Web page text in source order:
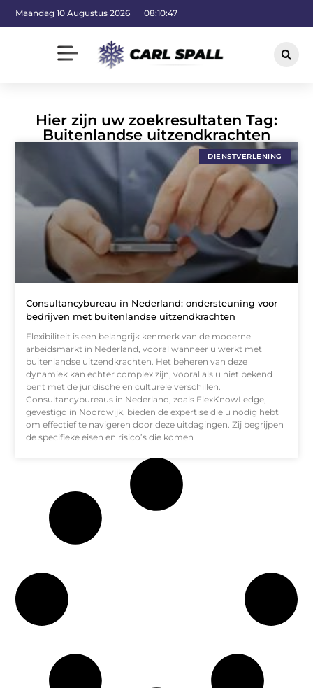
Maandag 10 Augustus 2026 08:10:48
Hier zijn uw zoekresultaten Tag:
Buitenlandse uitzendkrachten
DIENSTVERLENING
Consultancybureau in Nederland: ondersteuning voor
bedrijven met buitenlandse uitzendkrachten
Flexibiliteit is een belangrijk kenmerk van de moderne
arbeidsmarkt in Nederland, vooral wanneer u werkt met
buitenlandse uitzendkrachten. Het beheren van deze
dynamiek kan echter complex zijn, vooral als u niet bekend
bent met de juridische en culturele verschillen.
Consultancybureaus in Nederland, zoals FlexKnowLedge,
gevestigd in Noordwijk, bieden de expertise die u nodig hebt
om effectief te navigeren door deze uitdagingen. Zij begrijpen
de specifieke eisen en risico’s die komen